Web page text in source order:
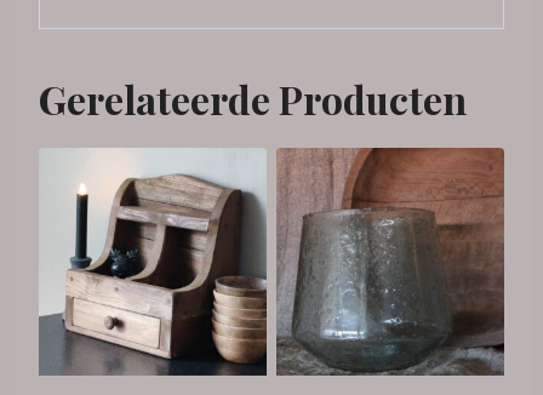
Gerelateerde Producten